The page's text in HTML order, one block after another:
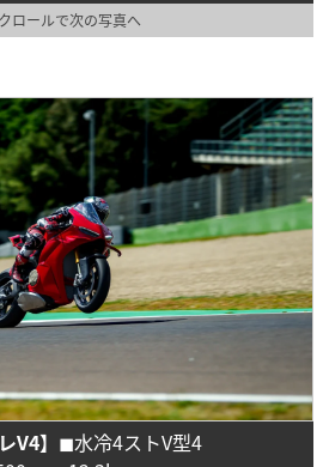
ロールで次の写真へ
V4】 ◼︎水冷4ストV型4